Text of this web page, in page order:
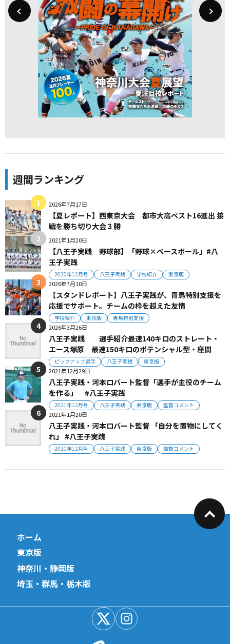
週間ランキング
2026年7月17日
【夏レポート】西東京大会 都市大高ベスト16進出 接
戦を勝ち切り大会３勝
2021年1月20日
【八王子実践 野球部】「野球×ベースボール」#八
王子実践
2020年12月号 八王子実践 学校紹介 東京版
2026年7月10日
【スタンドレポート】八王子実践が、青鳥特別支援を
応援でサポート。チームの枠を超えた友情
学校紹介 東京版 青鳥特別支援
2026年3月26日
八王子実践 選手紹介最速140キロのストレート・
エース塚原 最速150キロのポテンシャル型・座間
ピックアップ選手 八王子実践 東京版
2021年12月29日
八王子実践・河本ロバート監督「選手が主役のチーム
を作る」 #八王子実践
2021年12月号 八王子実践 東京版 監督コメント
2021年1月20日
八王子実践・河本ロバート監督 「自分を置物にしてく
れ」 #八王子実践
2020年12月号 八王子実践 東京版 監督コメント
ホーム
東京版
神奈川・静岡版
埼玉・群馬・栃木版